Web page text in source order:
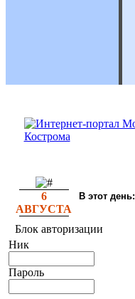
6
АВГУСТА
В этот день:
Блок авторизации
Ник
Пароль